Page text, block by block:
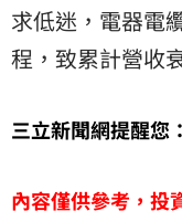
求低迷，電器電
程，致累計營收
三立新聞網提醒您：
內容僅供參考，投